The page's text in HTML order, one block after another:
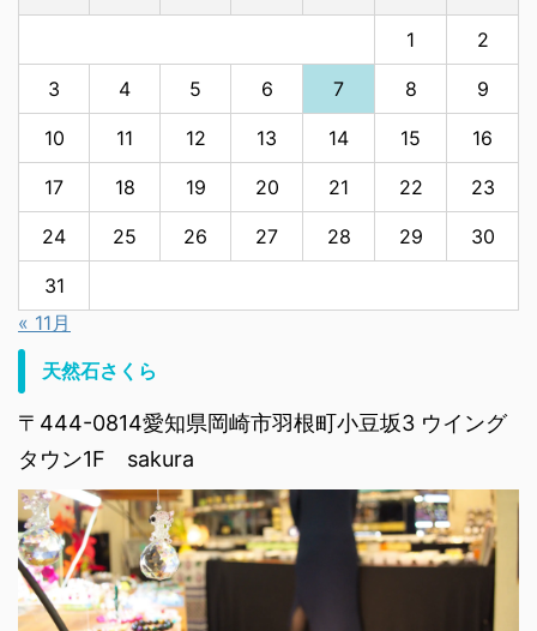
1 2
3 4 5 6 7 8 9
10 11 12 13 14 15 16
17 18 19 20 21 22 23
24 25 26 27 28 29 30
31
« 11月
天然石さくら
〒444-0814愛知県岡崎市羽根町小豆坂3 ウイング
タウン1F sakura